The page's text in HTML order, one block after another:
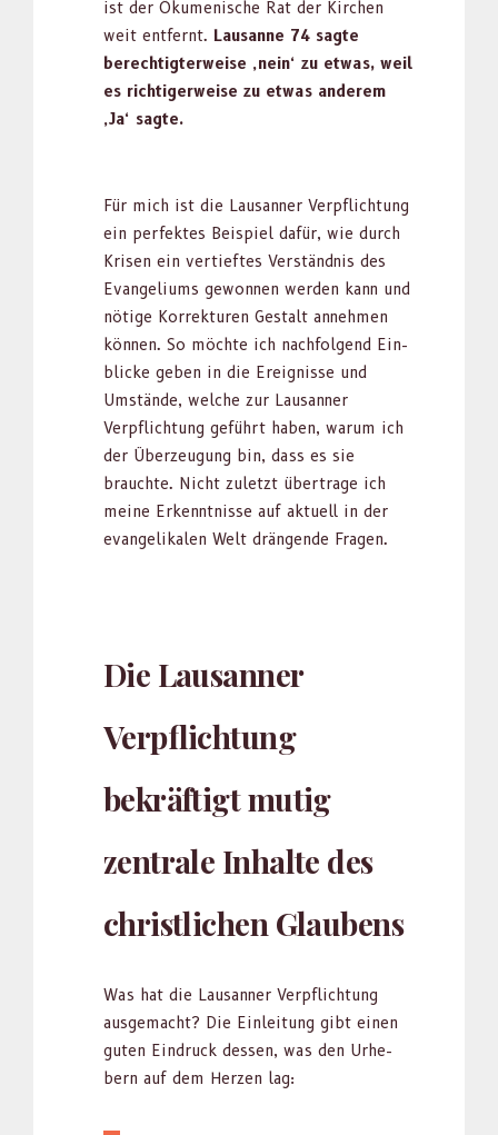
ist der Öku­menis­che Rat der Kirchen
weit ent­fer­nt. Lau­sanne 74 sagte
berechtigter­weise ‚nein‘ zu etwas, weil
es richtiger­weise zu etwas anderem
‚Ja‘ sagte.
Für mich ist die Lau­san­ner Verpflich­tung
ein per­fek­tes Beispiel dafür, wie durch
Krisen ein ver­tieftes Ver­ständ­nis des
Evan­geli­ums gewon­nen wer­den kann und
nötige Kor­rek­turen Gestalt annehmen
kön­nen. So möchte ich nach­fol­gend Ein­
blicke geben in die Ereignisse und
Umstände, welche zur Lau­san­ner
Verpflich­tung geführt haben, warum ich
der Überzeu­gung bin, dass es sie
brauchte. Nicht zulet­zt über­trage ich
meine Erken­nt­nisse auf aktuell in der
evan­ge­likalen Welt drän­gende Fra­gen.
Die Lausanner
Verpflichtung
bekräftigt mutig
zentrale Inhalte des
christlichen Glaubens
Was hat die Lau­san­ner Verpflich­tung
aus­gemacht? Die Ein­leitung gibt einen
guten Ein­druck dessen, was den Urhe­
bern auf dem Herzen lag: